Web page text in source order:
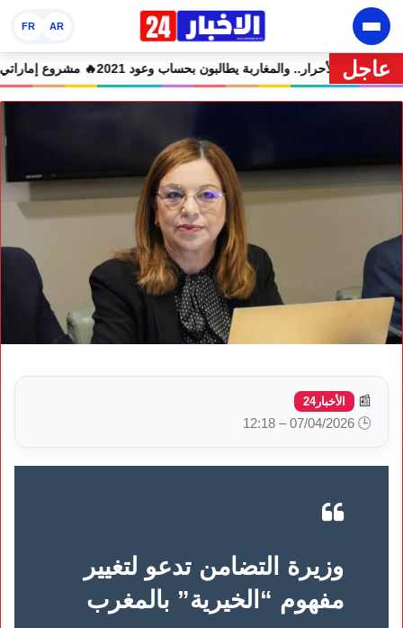
AR
FR
عاجل
في حالة سراح🔥 شوكي يعيد وعود الأحرار.. والمغاربة يطالبون بحساب وعود
📰 الأخبار24
🕒 07/04/2026 – 12:18
وزيرة التضامن تدعو لتغيير
مفهوم “الخيرية” بالمغرب